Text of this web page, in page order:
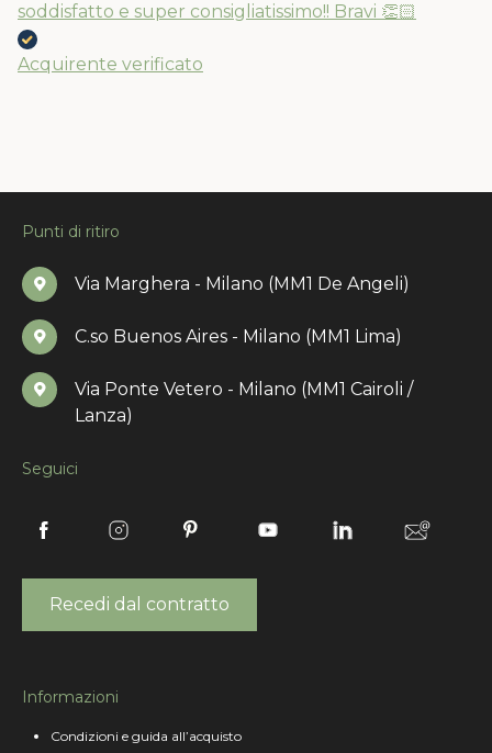
soddisfatto e super consigliatissimo!! Bravi 👏🏻
Acquirente verificato
Punti di ritiro
Via Marghera - Milano (MM1 De Angeli)
C.so Buenos Aires - Milano (MM1 Lima)
Via Ponte Vetero - Milano (MM1 Cairoli /
Lanza)
Seguici
Recedi dal contratto
Informazioni
Condizioni e guida all’acquisto